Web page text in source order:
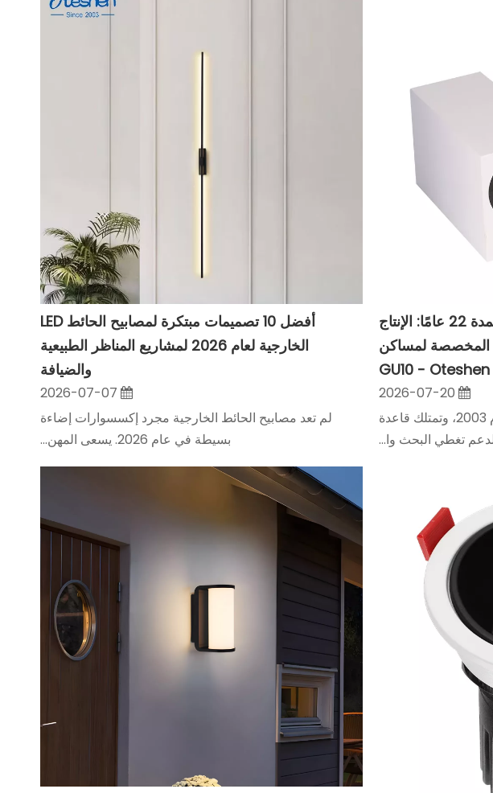
أفضل 10 تصميمات مبتكرة لمصابيح الحائط LED
الخارجية لعام 2026 لمشاريع المناظر الطبيعية
والضيافة
لم تعد مصابيح الحائط الخارجية مجرد إكسسوارات إضاءة
بسيطة في عام 2026. يسعى المهن...
مصنع إضاءة المناظر الطبيعية LED لمدة 22 عامًا: الإنتاج
المخصصة لمساكن
GU10 - Oteshen
تأسست Oteshen Lighting في عام 2003، وتمتلك قاعدة
تغطي البحث وا...